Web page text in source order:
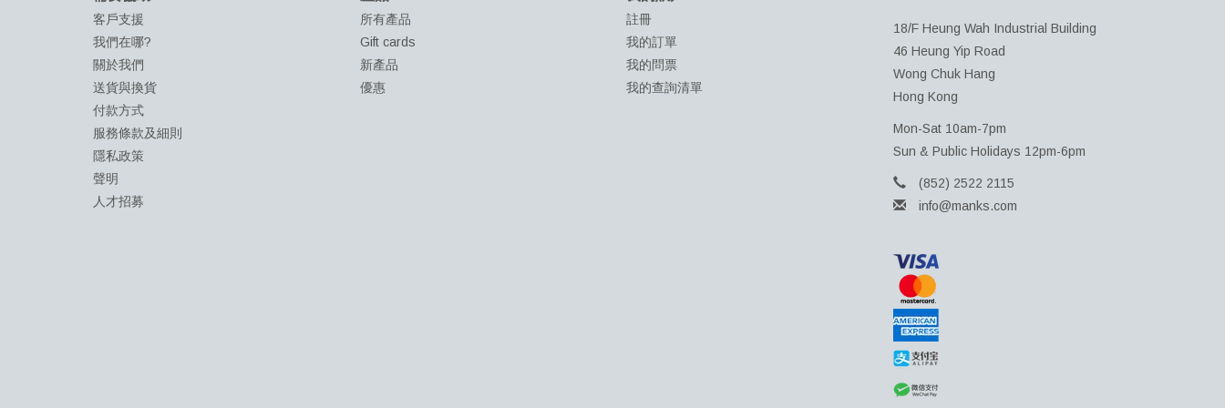
客戶支援
我們在哪?
關於我們
送貨與換貨
付款方式
服務條款及細則
隱私政策
聲明
人才招募
所有產品
Gift cards
新產品
優惠
註冊
我的訂單
我的問票
我的查詢清單
18/F Heung Wah Industrial Building
46 Heung Yip Road
Wong Chuk Hang
Hong Kong
Mon-Sat 10am-7pm
Sun & Public Holidays 12pm-6pm
(852) 2522 2115
info@manks.com